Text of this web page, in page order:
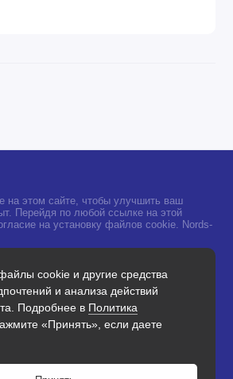
cookie и другие средства
и анализа действий
Подробнее в Политика
«Принять», если даете
на этом сайте, чтобы улучшить ваш
Перейдя по любой ссылке на этой
на установку файлов cookie. Nords-